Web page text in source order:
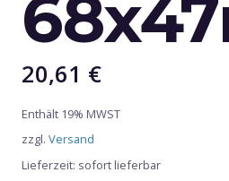
20,61 €
Enthält 19% MWST
zzgl. Versand
Lieferzeit: sofort lieferbar